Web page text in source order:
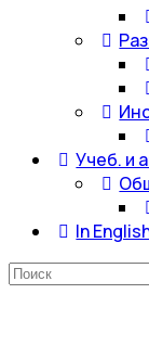
Учеб. и
In
Искать: